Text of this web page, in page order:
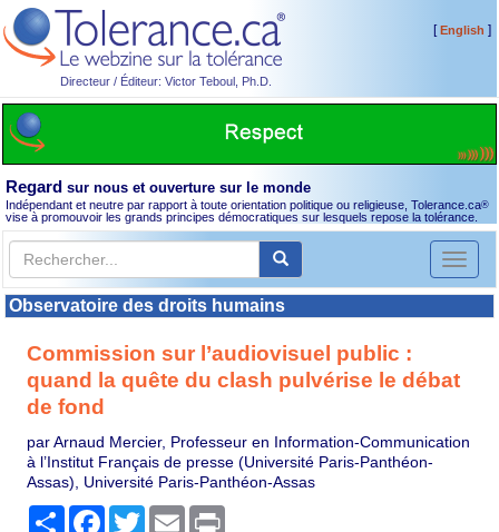
Directeur / Éditeur: Victor Teboul, Ph.D.
[English ]
Regard sur nous et ouverture sur le monde
Indépendant et neutre par rapport à toute orientation politique ou religieuse, Tolerance.ca®
vise à promouvoir les grands principes démocratiques sur lesquels repose la tolérance.
Toggle
Observatoire des droits humains
Commission sur l’audiovisuel public :
quand la quête du clash pulvérise le débat
de fond
par Arnaud Mercier, Professeur en Information-Communication
à l’Institut Français de presse (Université Paris-Panthéon-
Assas), Université Paris-Panthéon-Assas
PartagerFacebook
TwitterEmail